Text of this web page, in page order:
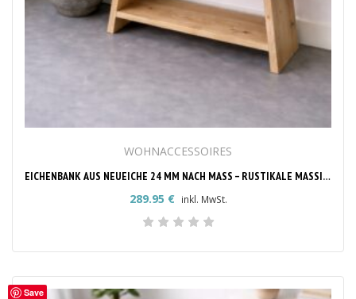
WOHNACCESSOIRES
EICHENBANK AUS NEUEICHE 24 MM NACH MASS – RUSTIKALE MASSIVHOLZBANK
289.95 € inkl. MwSt.
Save